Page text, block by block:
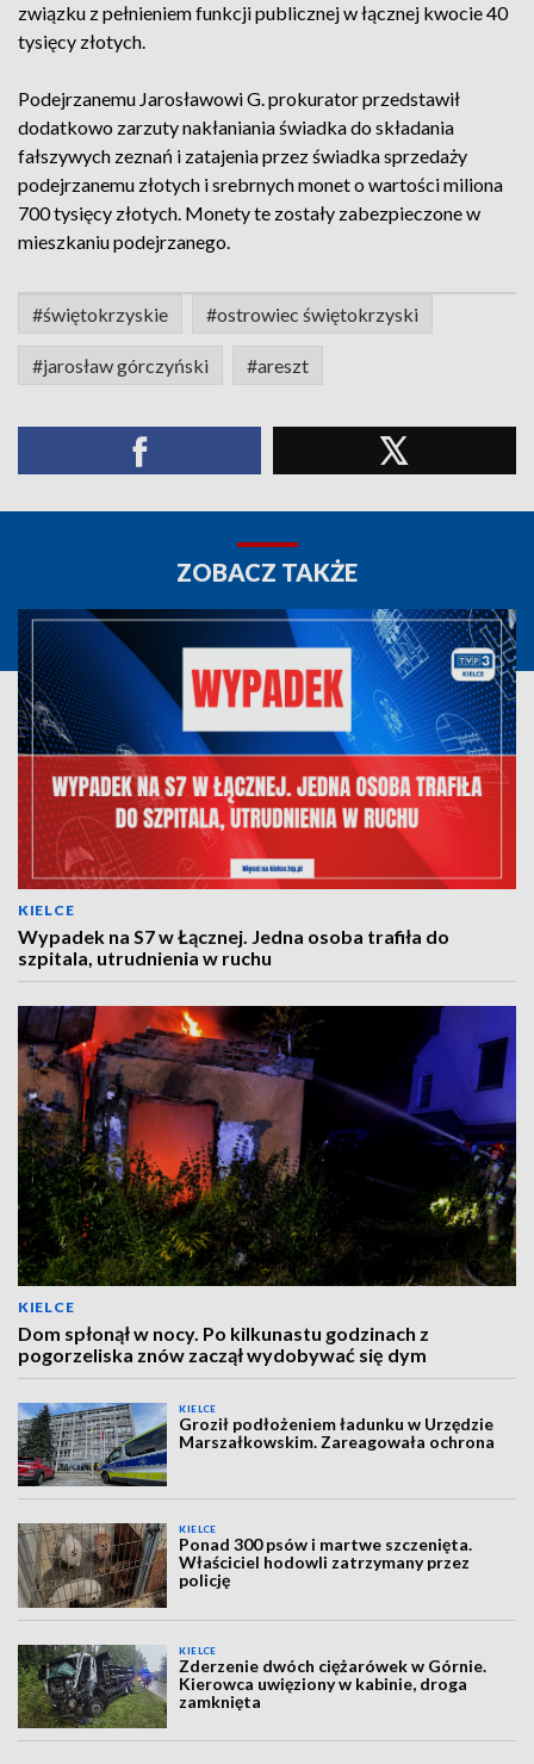
związku z pełnieniem funkcji publicznej w łącznej kwocie 40
tysięcy złotych.
Podejrzanemu Jarosławowi G. prokurator przedstawił
dodatkowo zarzuty nakłaniania świadka do składania
fałszywych zeznań i zatajenia przez świadka sprzedaży
podejrzanemu złotych i srebrnych monet o wartości miliona
700 tysięcy złotych. Monety te zostały zabezpieczone w
mieszkaniu podejrzanego.
#świętokrzyskie #ostrowiec świętokrzyski
#jarosław górczyński #areszt
ZOBACZ TAKŻE
KIELCE
Wypadek na S7 w Łącznej. Jedna osoba trafiła do
szpitala, utrudnienia w ruchu
KIELCE
Dom spłonął w nocy. Po kilkunastu godzinach z
pogorzeliska znów zaczął wydobywać się dym
KIELCE
Groził podłożeniem ładunku w Urzędzie
Marszałkowskim. Zareagowała ochrona
KIELCE
Ponad 300 psów i martwe szczenięta.
Właściciel hodowli zatrzymany przez
policję
KIELCE
Zderzenie dwóch ciężarówek w Górnie.
Kierowca uwięziony w kabinie, droga
zamknięta